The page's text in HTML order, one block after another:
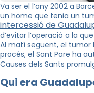
Va ser el l’any 2002 a
un home que tenia un
intercessió de
d’evitar l’operació a la
Al matí següent, el tumor
procés, el Sant Pare ha
Causes dels Sants
Qui era